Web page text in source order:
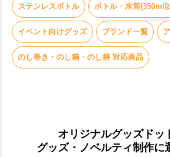
ステンレスボトル ボトル・水筒(350ml
イベント向けグッズ ブランド一覧
のし巻き・のし箱・のし袋 対応商品
オリジナルグッズドッ
グッズ・ノベルティ制作に